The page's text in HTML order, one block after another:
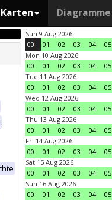
Diagramme
Sun 9 Aug 2026
00
01 02 03 04 05
Mon 10 Aug 2026
00
01 02 03 04 05
Tue 11 Aug 2026
00
01 02 03 04 05
Wed 12 Aug 2026
00
01 02 03 04 05
Thu 13 Aug 2026
00
01 02 03 04 05
Fri 14 Aug 2026
00
01 02 03 04 05
Sat 15 Aug 2026
00
01 02 03 04 05
Sun 16 Aug 2026
00
01 02 03 04 05